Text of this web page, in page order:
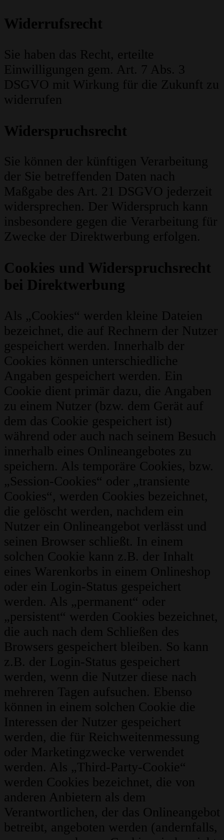
Widerrufsrecht
Sie haben das Recht, erteilte
Einwilligungen gem. Art. 7 Abs. 3
DSGVO mit Wirkung für die Zukunft zu
widerrufen
Widerspruchsrecht
Sie können der künftigen Verarbeitung
der Sie betreffenden Daten nach
Maßgabe des Art. 21 DSGVO jederzeit
widersprechen. Der Widerspruch kann
insbesondere gegen die Verarbeitung für
Zwecke der Direktwerbung erfolgen.
Cookies und Widerspruchsrecht
bei Direktwerbung
Als „Cookies“ werden kleine Dateien
bezeichnet, die auf Rechnern der Nutzer
gespeichert werden. Innerhalb der
Cookies können unterschiedliche
Angaben gespeichert werden. Ein
Cookie dient primär dazu, die Angaben
zu einem Nutzer (bzw. dem Gerät auf
dem das Cookie gespeichert ist)
während oder auch nach seinem Besuch
innerhalb eines Onlineangebotes zu
speichern. Als temporäre Cookies, bzw.
„Session-Cookies“ oder „transiente
Cookies“, werden Cookies bezeichnet,
die gelöscht werden, nachdem ein
Nutzer ein Onlineangebot verlässt und
seinen Browser schließt. In einem
solchen Cookie kann z.B. der Inhalt
eines Warenkorbs in einem Onlineshop
oder ein Login-Status gespeichert
werden. Als „permanent“ oder
„persistent“ werden Cookies bezeichnet,
die auch nach dem Schließen des
Browsers gespeichert bleiben. So kann
z.B. der Login-Status gespeichert
werden, wenn die Nutzer diese nach
mehreren Tagen aufsuchen. Ebenso
können in einem solchen Cookie die
Interessen der Nutzer gespeichert
werden, die für Reichweitenmessung
oder Marketingzwecke verwendet
werden. Als „Third-Party-Cookie“
werden Cookies bezeichnet, die von
anderen Anbietern als dem
Verantwortlichen, der das Onlineangebot
betreibt, angeboten werden (andernfalls,